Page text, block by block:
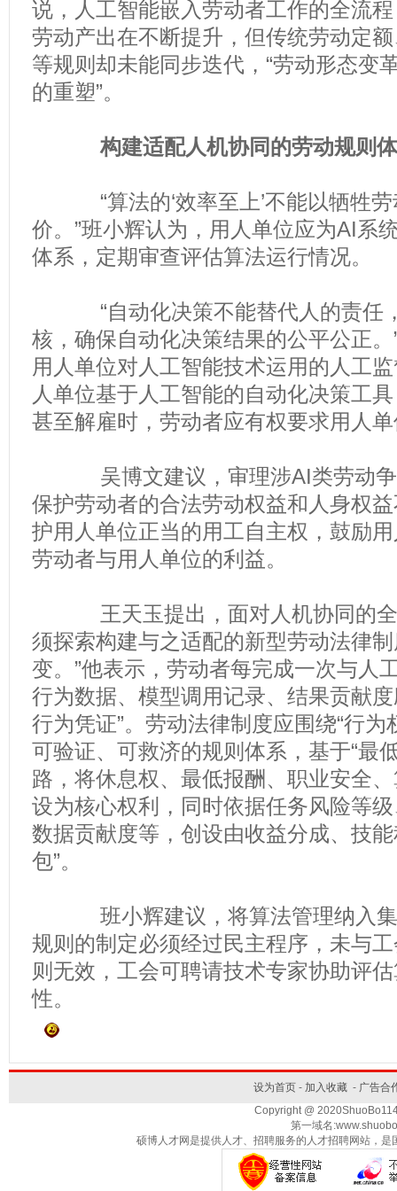
说，人工智能嵌入劳动者工作的全流
劳动产出在不断提升，但传统劳动定
等规则却未能同步迭代，“劳动形态变
的重塑”。
构建适配人机协同的劳动规则
“算法的‘效率至上’不能以牺牲劳
价。”班小辉认为，用人单位应为AI系
体系，定期审查评估算法运行情况。
“自动化决策不能替代人的责任，
核，确保自动化决策结果的公平公正
用人单位对人工智能技术运用的人工
人单位基于人工智能的自动化决策工
甚至解雇时，劳动者应有权要求用人
吴博文建议，审理涉AI类劳动争
保护劳动者的合法劳动权益和人身权
护用人单位正当的用工自主权，鼓励
劳动者与用人单位的利益。
王天玉提出，面对人机协同的全
须探索构建与之适配的新型劳动法律
变。”他表示，劳动者每完成一次与人
行为数据、模型调用记录、结果贡献
行为凭证”。劳动法律制度应围绕“行为
可验证、可救济的规则体系，基于“最
路，将休息权、最低报酬、职业安全
设为核心权利，同时依据任务风险等
数据贡献度等，创设由收益分成、技
包”。
班小辉建议，将算法管理纳入集
规则的制定必须经过民主程序，未与
则无效，工会可聘请技术专家协助评
性。
设为首页- 加入收藏- 广告合
Copyright @
第一域名
硕博人才网是提供人才、招聘服务的人才招聘网站，